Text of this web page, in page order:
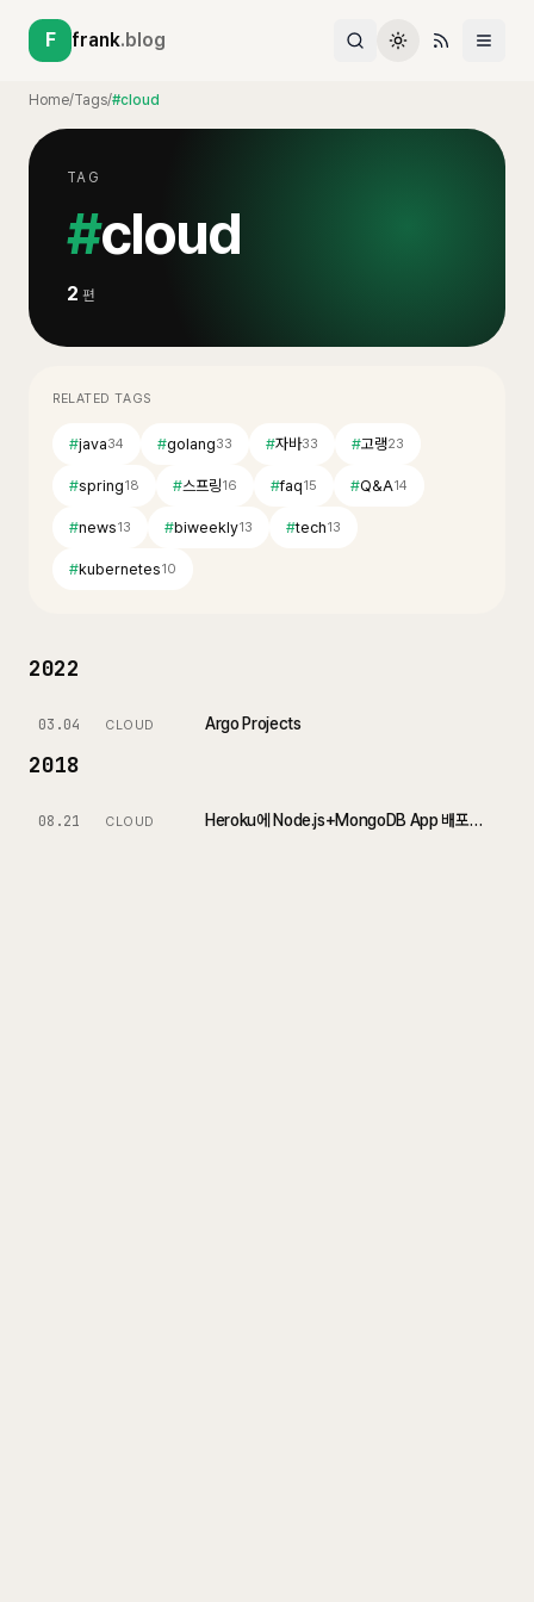
F frank.blog
Home/Tags/#cloud
TAG
#cloud
2 편
RELATED TAGS
#java34 #golang33 #자바33 #고랭23
#spring18 #스프링16 #faq15 #Q&A14
#news13 #biweekly13 #tech13
#kubernetes10
2022
03.04 CLOUD Argo Projects
2018
08.21 CLOUD Heroku에 Node.js+MongoDB App 배포하기